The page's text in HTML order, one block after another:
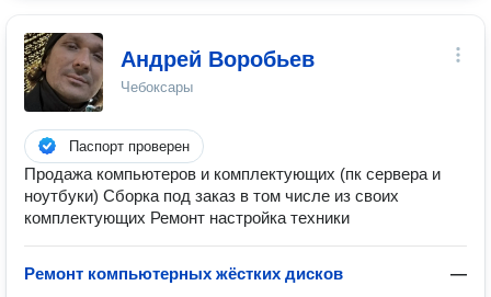
Андрей Воробьев
Чебоксары
Паспорт проверен
Продажа компьютеров и комплектующих (пк сервера и
ноутбуки) Сборка под заказ в том числе из своих
комплектующих Ремонт настройка техники
Ремонт компьютерных жёстких дисков —